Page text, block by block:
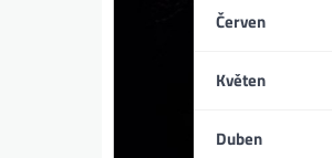
Červen
Květen
Duben